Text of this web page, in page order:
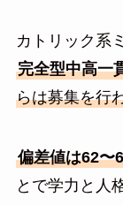
カトリック系
完全型中高一
らは募集を行
偏差値は62〜
とで学力と人